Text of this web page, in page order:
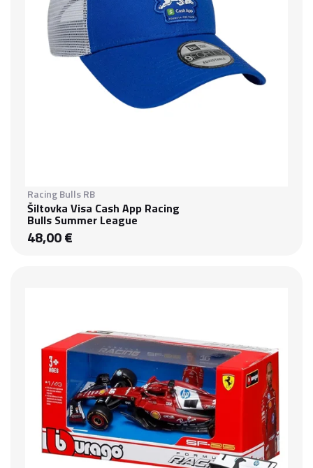
Racing Bulls RB
Šiltovka Visa Cash App Racing
Bulls Summer League
48,00 €